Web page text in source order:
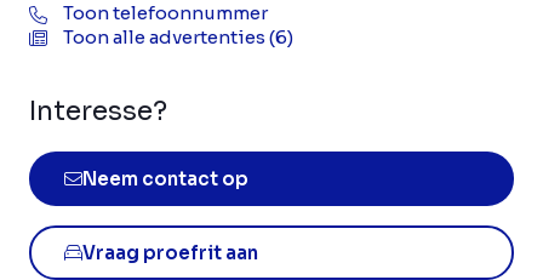
Toon telefoonnummer
Toon alle advertenties (6)
Interesse?
Neem contact op
Vraag proefrit aan